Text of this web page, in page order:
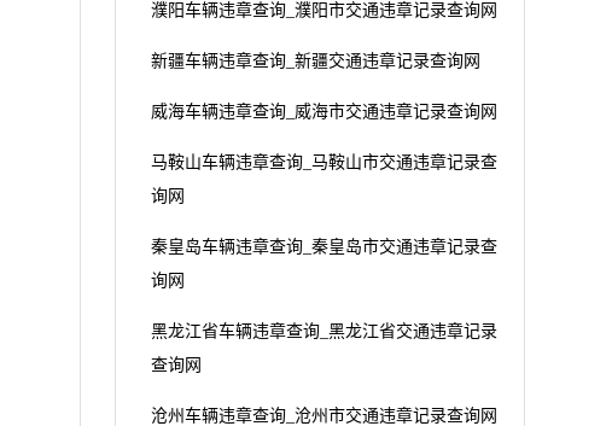
濮阳车辆违章查询_濮阳市交通违章记录查询网
新疆车辆违章查询_新疆交通违章记录查询网
威海车辆违章查询_威海市交通违章记录查询网
马鞍山车辆违章查询_马鞍山市交通违章记录查
询网
秦皇岛车辆违章查询_秦皇岛市交通违章记录查
询网
黑龙江省车辆违章查询_黑龙江省交通违章记录
查询网
沧州车辆违章查询_沧州市交通违章记录查询网